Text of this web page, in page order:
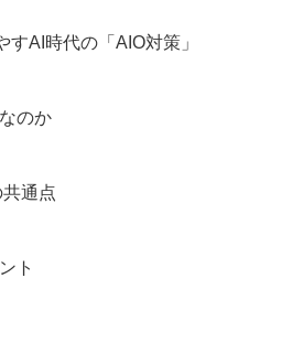
すAI時代の「AIO対策」
のか
通点
ト